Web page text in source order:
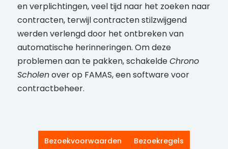
en verplichtingen, veel tijd naar het zoeken naar
contracten, terwijl contracten stilzwijgend
werden verlengd door het ontbreken van
automatische herinneringen. Om deze
problemen aan te pakken, schakeldeChrono
Scholenover op FAMAS, een software voor
contractbeheer.
Bezoekvoorwaarden
Bezoekregels